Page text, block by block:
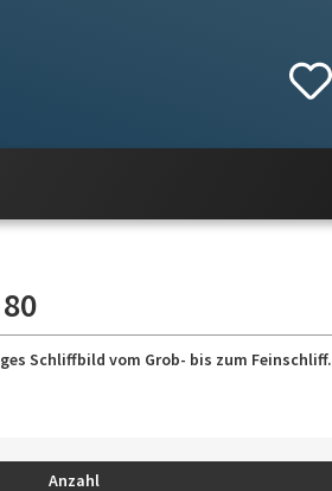
Schliffbild vom Grob- bis zum Feinschliff.
Anzahl